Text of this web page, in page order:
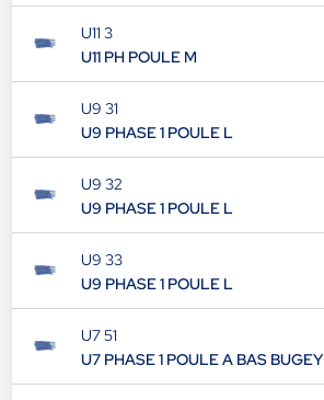
U11 3
U11 PH POULE M
U9 31
U9 PHASE 1 POULE L
U9 32
U9 PHASE 1 POULE L
U9 33
U9 PHASE 1 POULE L
U7 51
U7 PHASE 1 POULE A BAS BUGEY